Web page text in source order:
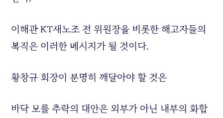
이해관 KT새노조 전 위원장을 비롯한 해고자들의
복직은 이러한 메시지가 될 것이다.
황창규 회장이 분명히 깨달아야 할 것은
바닥 모를 추락의 대안은 외부가 아닌 내부의 화합